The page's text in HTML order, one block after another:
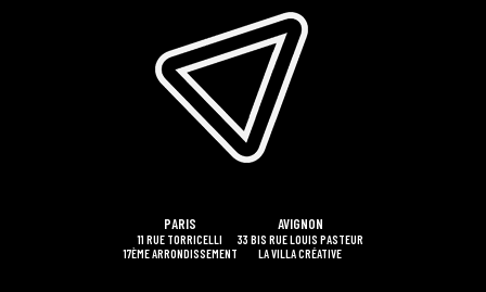
PARIS
11 RUE TORRICELLI
17ÈME ARRONDISSEMENT
AVIGNON
33 BIS RUE LOUIS PASTEUR
LA VILLA CRÉATIVE